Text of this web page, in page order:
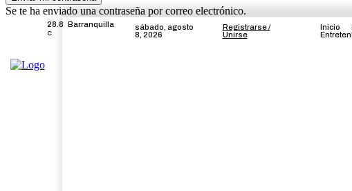
Se te ha enviado una contraseña por correo electrónico.
28.8
C
Barranquilla
sábado, agosto
8, 2026
Registrarse /
Unirse
Inicio